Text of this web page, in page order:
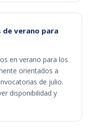
de verano para
en verano para los
orientados a
de julio.
disponibilidad y